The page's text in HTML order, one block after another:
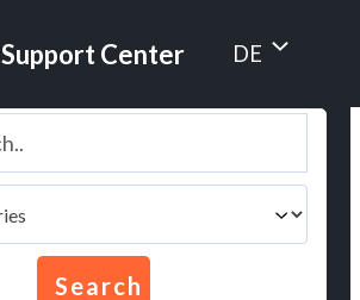
Support Center DEMenü